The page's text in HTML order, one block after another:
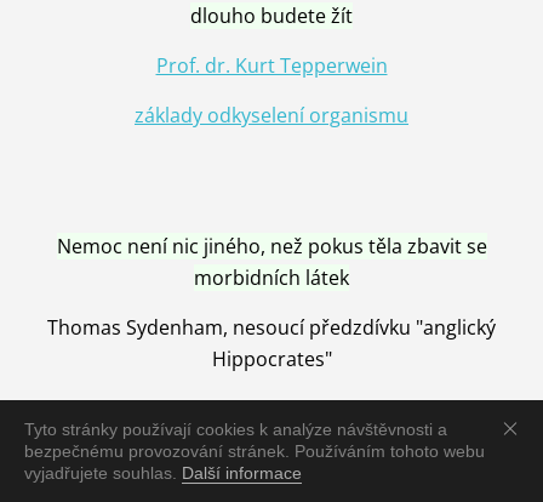
Tyto stránky používají cookies k analýze návštěvnosti a
bezpečnému provozování stránek. Používáním tohoto webu
vyjadřujete souhlas. Další informace
dlouho budete žít
Prof. dr. Kurt Tepperwein
základy odkyselení organismu
Nemoc není nic jiného, než pokus těla zbavit se
morbidních látek
Thomas Sydenham, nesoucí předzdívku "anglický
Hippocrates"
Nemoc je vyléčena jen pomocí Přírody, neutralizací a